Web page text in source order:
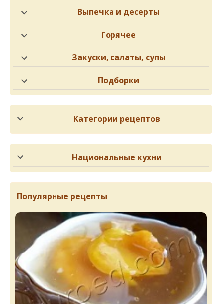
Выпечка и десерты
Горячее
Закуски, салаты, супы
Подборки
Категории рецептов
Национальные кухни
Популярные рецепты